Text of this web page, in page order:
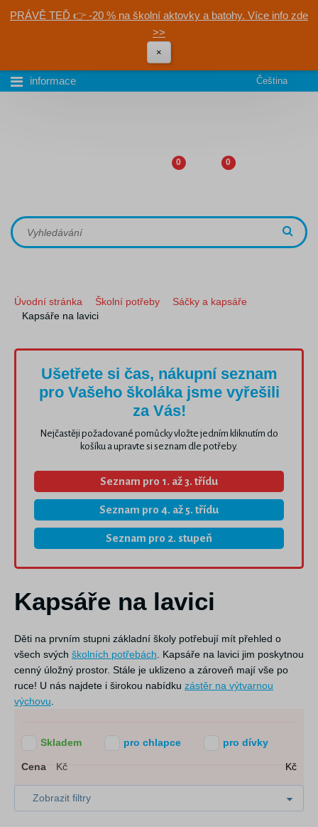
PRÁVĚ TEĎ 👉 -20 % na školní aktovky a batohy. Více info zde
>>
×
informace Čeština
0 0
Úvodní stránka Školní potřeby
Sáčky a kapsáře
Kapsáře na lavici
Ušetřete si čas, nákupní seznam
pro Vašeho školáka jsme vyřešili
za Vás!
Nejčastěji požadované pomůcky vložte jedním kliknutím do
košíku a upravte si seznam dle potřeby.
Seznam pro 1. až 3. třídu
Seznam pro 4. až 5. třídu
Seznam pro 2. stupeň
Kapsáře na lavici
Děti na prvním stupni základní školy potřebují mít přehled o
všech svých školních potřebách . Kapsáře na lavici jim poskytnou
cenný úložný prostor. Stále je uklizeno a zároveň mají vše po
ruce! U nás najdete i širokou nabídku zástěr na výtvarnou
výchovu
Skladem pro chlapce pro dívky
Cena Kč Kč
Zobrazit filtry